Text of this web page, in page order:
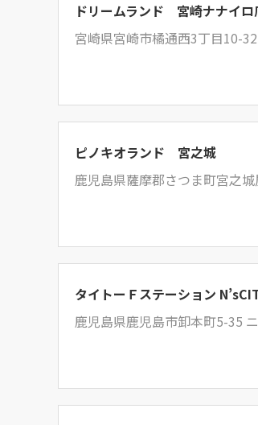
ドリームランド 宮崎ナナイロ
宮崎県宮崎市橘通西3丁目10-
ピノキオランド 宮之城
鹿児島県薩摩郡さつま町宮之
タイトーＦステーション
鹿児島県鹿児島市卸本町5-35